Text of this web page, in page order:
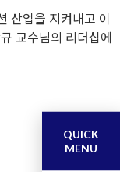
산업을 지켜내고 이
교수님의 리더십에
QUICK
MENU